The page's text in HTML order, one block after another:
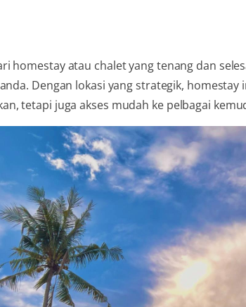
homestay atau chalet yang tenang dan
Dengan lokasi yang strategik,
tetapi juga akses mudah ke pelbagai